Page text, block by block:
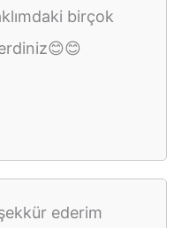
birçok
ederim